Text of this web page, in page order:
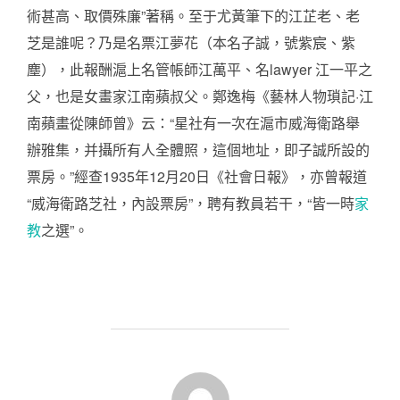
術甚高、取價殊廉”著稱。至于尤黃筆下的江芷老、老
芝是誰呢？乃是名票江夢花（本名子誠，號紫宸、紫
塵），此報酬滬上名管帳師江萬平、名lawyer 江一平之
父，也是女畫家江南蘋叔父。鄭逸梅《藝林人物瑣記·江
南蘋畫從陳師曾》云：“星社有一次在滬市威海衛路舉
辦雅集，并攝所有人全體照，這個地址，即子誠所設的
票房。”經查1935年12月20日《社會日報》，亦曾報道
“威海衛路芝社，內設票房”，聘有教員若干，“皆一時家
教之選”。
POST AUTHOR